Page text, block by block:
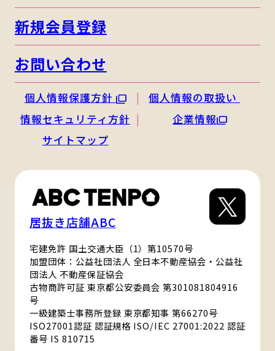
新規会員登録
お問い合わせ
個人情報保護方針
個人情報の取扱い
情報セキュリティ方針
企業情報
サイトマップ
居抜き店舗ABC
宅建免許 国土交通大臣（1）第10570号
加盟団体：公益社団法人 全日本不動産協会・公益社
団法人 不動産保証協会
古物商許可証 東京都公安委員会 第301081804916
号
一級建築士事務所登録 東京都知事 第66270号
ISO27001認証 認証規格 ISO/IEC 27001:2022 認証
番号 IS 810715